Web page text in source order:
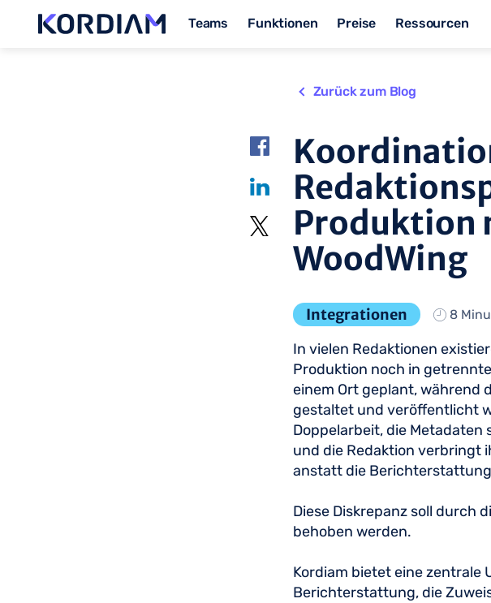
Teams Funktionen Preise Ressourcen
Zurück zum Blog
Produktion
WoodWing
Integrationen 8
In vielen Redaktionen
Produktion noch in
einem Ort geplant, während
gestaltet und veröffentlicht
Doppelarbeit, die
und die Redaktion verbringt
anstatt die
Diese Diskrepanz soll durch
behoben werden.
Kordiam bietet eine zentrale
Berichterstattung, die